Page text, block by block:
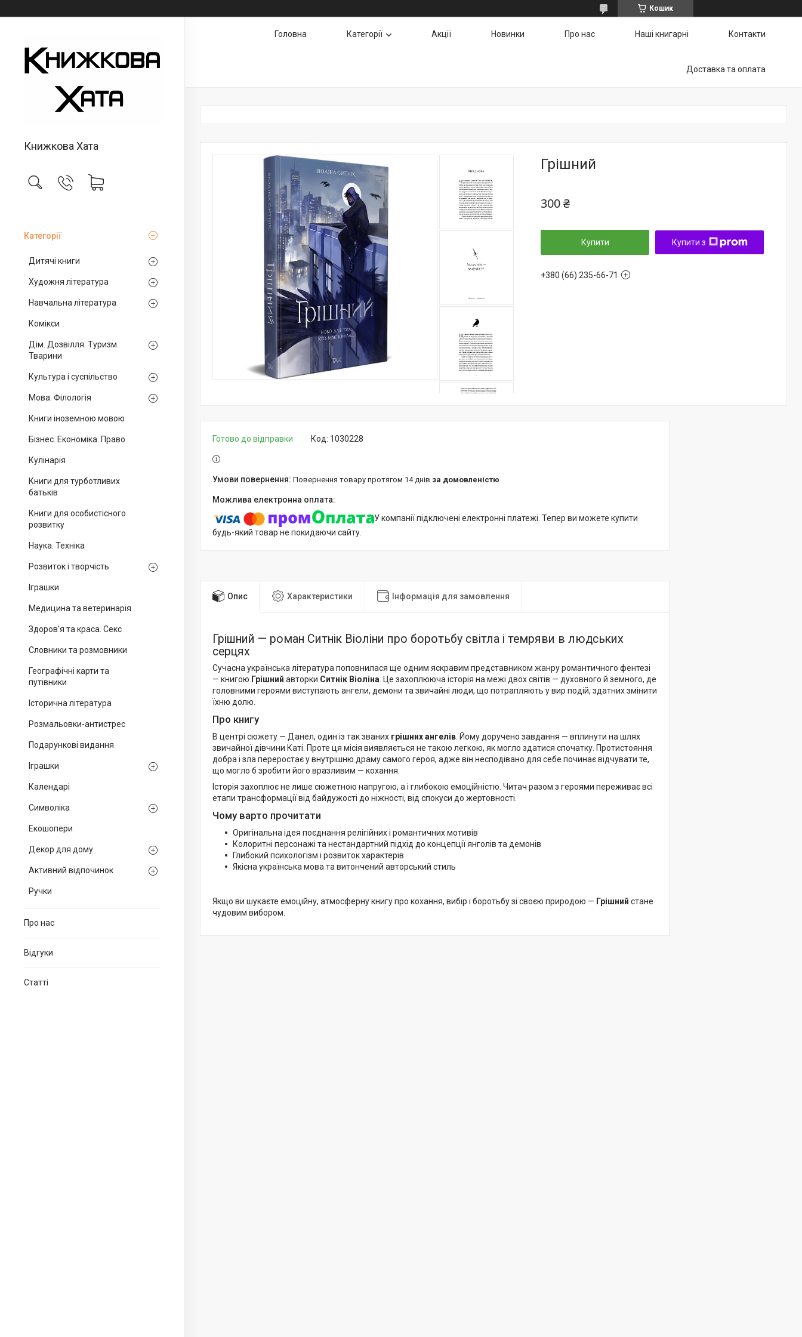
Кошик
Книжкова Хата
Категорії
Дитячі книги
Художня література
Навчальна література
Комікси
Дім. Дозвілля. Туризм.
Тварини
Культура і суспільство
Мова. Філологія
Книги іноземною мовою
Бізнес. Економіка. Право
Кулінарія
Книги для турботливих
батьків
Книги для особистісного
розвитку
Наука. Техніка
Розвиток і творчість
Іграшки
Медицина та ветеринарія
Здоров'я та краса. Секс
Словники та розмовники
Географічні карти та
путівники
Історична література
Розмальовки-антистрес
Подарункові видання
Іграшки
Календарі
Символіка
Екошопери
Декор для дому
Активний відпочинок
Ручки
Про нас
Відгуки
Статті
Головна Категорії Акції Новинки Про нас Наші книгарні Контакти
Доставка та оплата
Грішний
300 ₴
Купити Купити з
+380 (66) 235-66-71
Готово до відправки Код: 1030228
повернення товару протягом 14 днів за домовленістю
У компанії підключені електронні платежі. Тепер ви можете купити
будь-який товар не покидаючи сайту.
Опис Характеристики Інформація для замовлення
Грішний — роман Ситнік Віоліни про боротьбу світла і темряви в людських
серцях
Сучасна українська література поповнилася ще одним яскравим представником жанру романтичного фентезі
— книгою Грішний авторки Ситнік Віоліна . Це захоплююча історія на межі двох світів — духовного й земного, де
головними героями виступають ангели, демони та звичайні люди, що потрапляють у вир подій, здатних змінити
їхню долю.
Про книгу
В центрі сюжету — Данел, один із так званих грішних ангелів . Йому доручено завдання — вплинути на шлях
звичайної дівчини Каті. Проте ця місія виявляється не такою легкою, як могло здатися спочатку. Протистояння
добра і зла переростає у внутрішню драму самого героя, адже він несподівано для себе починає відчувати те,
що могло б зробити його вразливим — кохання.
Історія захоплює не лише сюжетною напругою, а і глибокою емоційністю. Читач разом з героями переживає всі
етапи трансформації від байдужості до ніжності, від спокуси до жертовності.
Чому варто прочитати
Оригінальна ідея поєднання релігійних і романтичних мотивів
Колоритні персонажі та нестандартний підхід до концепції янголів та демонів
Глибокий психологізм і розвиток характерів
Якісна українська мова та витончений авторський стиль
Якщо ви шукаєте емоційну, атмосферну книгу про кохання, вибір і боротьбу зі своєю природою — Грішний стане
чудовим вибором.